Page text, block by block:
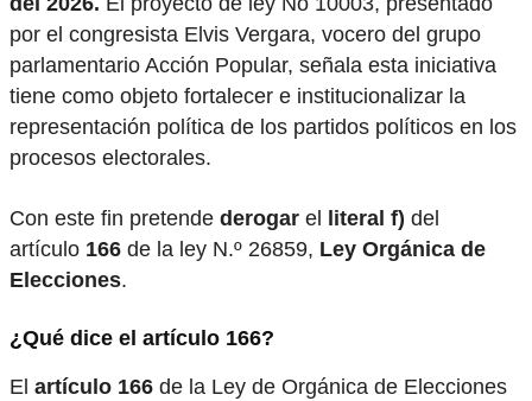
por el congresista Elvis Vergara, vocero del grupo
parlamentario Acción Popular, señala esta iniciativa
tiene como objeto fortalecer e institucionalizar la
representación política de los partidos políticos en los
procesos electorales.
Con este fin pretende derogar el literal f) del
artículo 166 de la ley N.º 26859, Ley Orgánica de
Elecciones.
¿Qué dice el artículo 166?
El artículo 166 de la Ley de Orgánica de Elecciones